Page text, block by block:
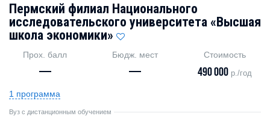
Пермский филиал Национального
исследовательского университета «Высшая
школа экономики»
Прох. балл
—
Бюдж. мест
—
Стоимость
490 000 р./год
1 программа
Вуз с дистанционным обучением